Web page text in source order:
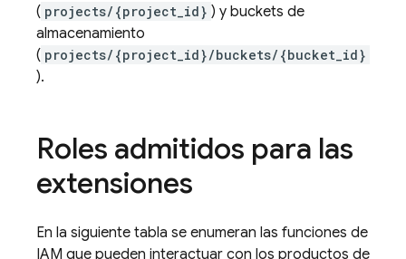
( projects/{project_id} ) y buckets de
almacenamiento
( projects/{project_id}/buckets/{bucket_id}
).
Roles admitidos para las
extensiones
En la siguiente tabla se enumeran las funciones de
IAM que pueden interactuar con los productos de